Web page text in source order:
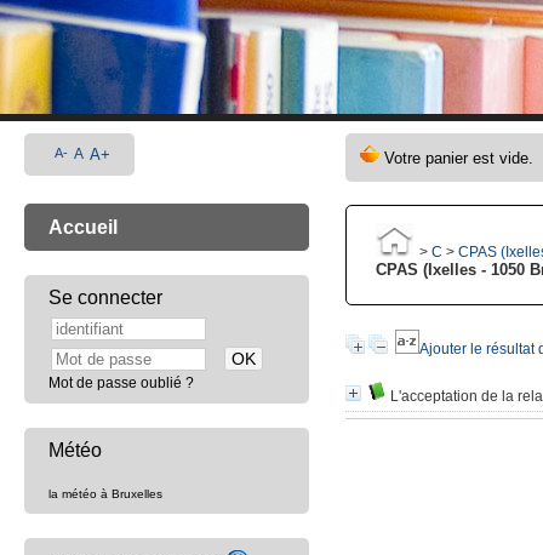
> C > CPAS
CPAS (Ixelles - 1050
Ajouter le résultat
L'acceptation de la
A- A A+
Accueil
Se connecter
Mot de passe oublié ?
Météo
la météo à Bruxelles